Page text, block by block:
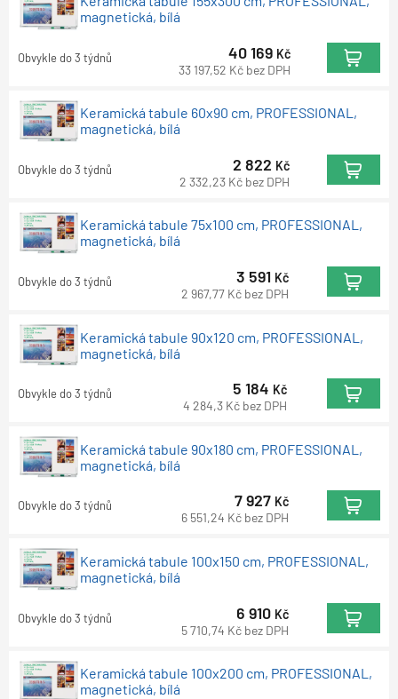
magnetická, bílá
Obvykle do 3 týdnů 40 169 Kč
33 197,52 Kč bez DPH
Keramická tabule 60x90 cm, PROFESSIONAL,
magnetická, bílá
Obvykle do 3 týdnů 2 822 Kč
2 332,23 Kč bez DPH
Keramická tabule 75x100 cm, PROFESSIONAL,
magnetická, bílá
Obvykle do 3 týdnů 3 591 Kč
2 967,77 Kč bez DPH
Keramická tabule 90x120 cm, PROFESSIONAL,
magnetická, bílá
Obvykle do 3 týdnů 5 184 Kč
4 284,3 Kč bez DPH
Keramická tabule 90x180 cm, PROFESSIONAL,
magnetická, bílá
Obvykle do 3 týdnů 7 927 Kč
6 551,24 Kč bez DPH
Keramická tabule 100x150 cm, PROFESSIONAL,
magnetická, bílá
Obvykle do 3 týdnů 6 910 Kč
5 710,74 Kč bez DPH
Keramická tabule 100x200 cm, PROFESSIONAL,
magnetická, bílá